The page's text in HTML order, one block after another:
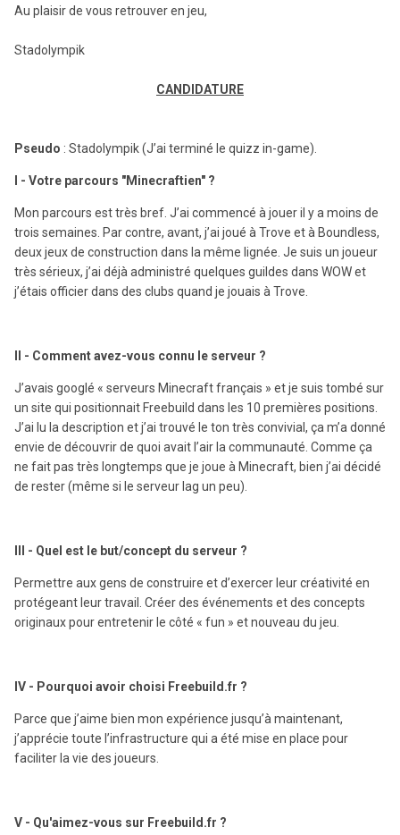
Au plaisir de vous retrouver en jeu,
Stadolympik
CANDIDATURE
Pseudo : Stadolympik (J’ai terminé le quizz in-game).
I - Votre parcours "Minecraftien" ?
Mon parcours est très bref. J’ai commencé à jouer il y a moins de
trois semaines. Par contre, avant, j’ai joué à Trove et à Boundless,
deux jeux de construction dans la même lignée. Je suis un joueur
très sérieux, j’ai déjà administré quelques guildes dans WOW et
j’étais officier dans des clubs quand je jouais à Trove.
II - Comment avez-vous connu le serveur ?
J’avais googlé « serveurs Minecraft français » et je suis tombé sur
un site qui positionnait Freebuild dans les 10 premières positions.
J’ai lu la description et j’ai trouvé le ton très convivial, ça m’a donné
envie de découvrir de quoi avait l’air la communauté. Comme ça
ne fait pas très longtemps que je joue à Minecraft, bien j’ai décidé
de rester (même si le serveur lag un peu).
III - Quel est le but/concept du serveur ?
Permettre aux gens de construire et d’exercer leur créativité en
protégeant leur travail. Créer des événements et des concepts
originaux pour entretenir le côté « fun » et nouveau du jeu.
IV - Pourquoi avoir choisi Freebuild.fr ?
Parce que j’aime bien mon expérience jusqu’à maintenant,
j’apprécie toute l’infrastructure qui a été mise en place pour
faciliter la vie des joueurs.
V - Qu'aimez-vous sur Freebuild.fr ?